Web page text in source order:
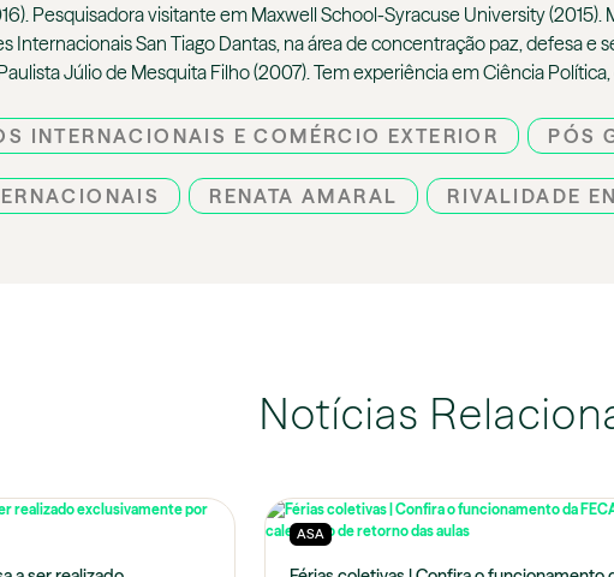
Pesquisadora visitante em MaxwellSchool-Syracuse University(2015).
Internacionais San Tiago Dantas, na área de concentração paz, defesa e
Júlio de Mesquita Filho (2007). Tem experiência em Ciência Política,
INTERNACIONAIS E COMÉRCIO EXTERIOR PÓS
RENATA AMARAL RIVALIDADE
Notícias
ASA